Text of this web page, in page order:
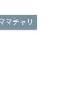
マチャリ